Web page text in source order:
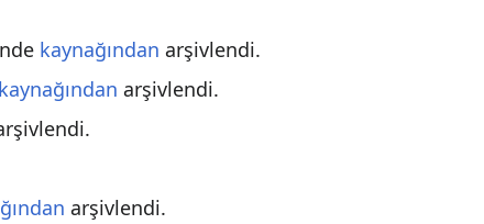
kaynağından arşivlendi.
kaynağından arşivlendi.
arşivlendi.